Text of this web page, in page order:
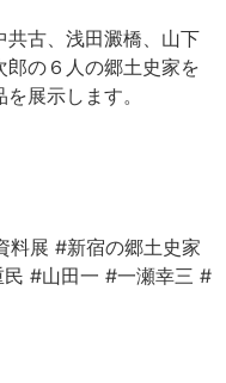
共古、浅田澱橋、山下
の６人の郷土史家を
展示します。
料展 #新宿の郷土史家
#山田一 #一瀬幸三 #